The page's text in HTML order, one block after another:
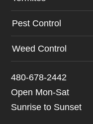
Pest Control
Weed Control
480-678-2442
Open Mon-Sat
Sunrise to Sunset